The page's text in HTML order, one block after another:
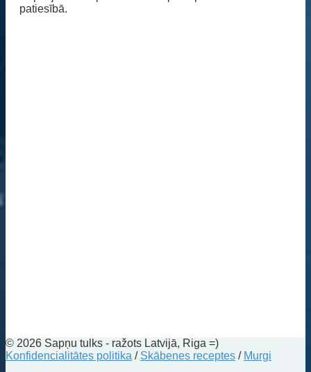
patiesībā.
© 2026 Sapņu tulks - ražots Latvijā, Riga =)
Konfidencialitātes politika / Skābenes receptes / Murgi